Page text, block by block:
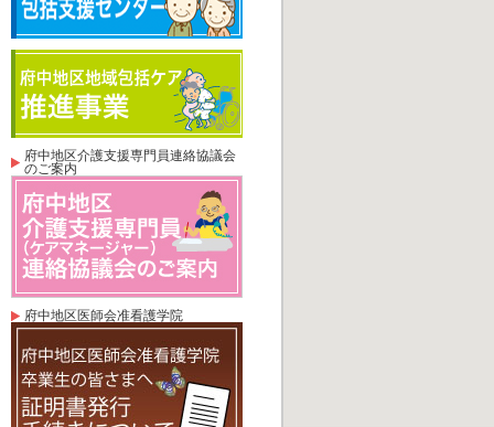
府中地区介護支援専門員連絡協議会
のご案内
府中地区医師会准看護学院